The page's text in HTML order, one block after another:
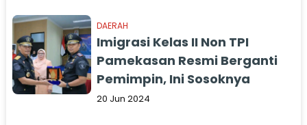
DAERAH
Imigrasi Kelas II Non TPI
Pamekasan Resmi Berganti
Pemimpin, Ini Sosoknya
20 Jun 2024